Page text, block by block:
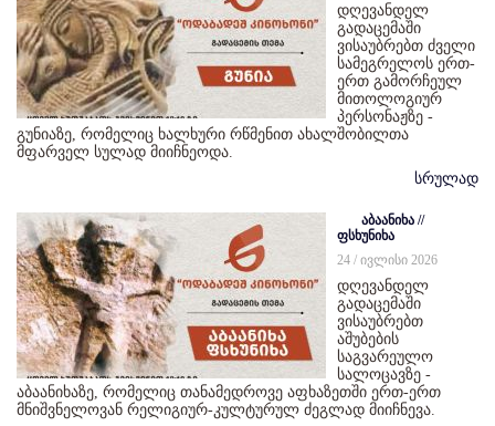
დღევანდელ
გადაცემაში
ვისაუბრებთ ძველი
სამეგრელოს ერთ-
ერთ გამორჩეულ
მითოლოგიურ
პერსონაჟზე -
გუნიაზე, რომელიც ხალხური რწმენით ახალშობილთა
მფარველ სულად მიიჩნეოდა.
სრულად
აბაანიხა //
ფსხუნიხა
24 / ივლისი 2026
დღევანდელ
გადაცემაში
ვისაუბრებთ
აშუბების
საგვარეულო
სალოცავზე -
აბაანიხაზე, რომელიც თანამედროვე აფხაზეთში ერთ-ერთ
მნიშვნელოვან რელიგიურ-კულტურულ ძეგლად მიიჩნევა.